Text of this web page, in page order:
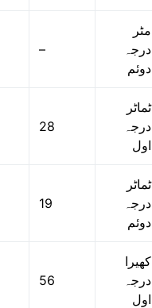
–
مٹر
درجہ
دوئم
28
ٹماٹر
درجہ
اول
19
ٹماٹر
درجہ
دوئم
56
کھیرا
درجہ
اول